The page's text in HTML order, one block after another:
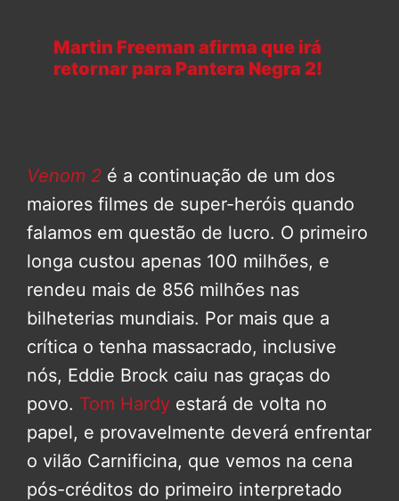
Martin Freeman afirma que irá
retornar para Pantera Negra 2!
Venom 2 é a continuação de um dos
maiores filmes de super-heróis quando
falamos em questão de lucro. O primeiro
longa custou apenas 100 milhões, e
rendeu mais de 856 milhões nas
bilheterias mundiais. Por mais que a
crítica o tenha massacrado, inclusive
nós, Eddie Brock caiu nas graças do
povo. Tom Hardy estará de volta no
papel, e provavelmente deverá enfrentar
o vilão Carnificina, que vemos na cena
pós-créditos do primeiro interpretado